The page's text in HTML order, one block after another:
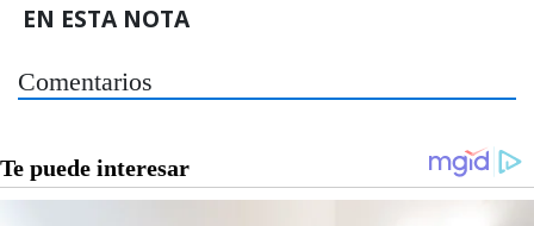
EN ESTA NOTA
Comentarios